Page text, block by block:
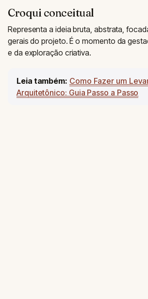
Croqui conceitual
Representa a ideia bruta, abstrata,
gerais do projeto. É o momento da
e da exploração criativa.
Leia também: Como Fazer um
Arquitetônico: Guia Passo a Passo